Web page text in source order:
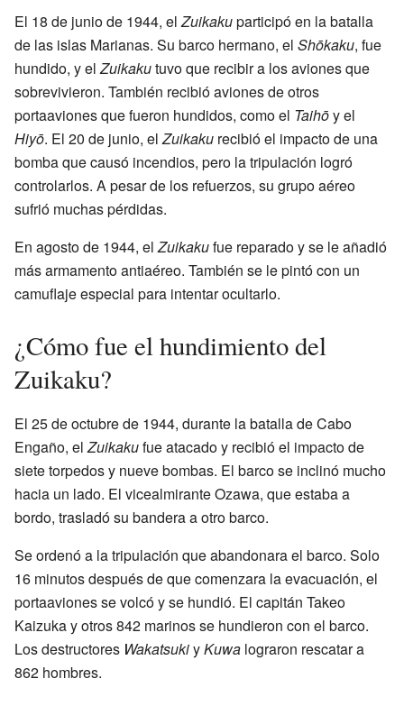
El 18 de junio de 1944, elZuikakuparticipó en la batalla
de las islas Marianas. Su barco hermano, el Shōkaku, fue
hundido, y elZuikakutuvo que recibir a los aviones que
sobrevivieron. También recibió aviones de otros
portaaviones que fueron hundidos, como el Taihōy el
Hiyō. El 20 de junio, elZuikaku recibió el impacto de una
bomba que causó incendios, pero la tripulación logró
controlarlos. A pesar de los refuerzos, su grupo aéreo
sufrió muchas pérdidas.
En agosto de 1944, elZuikakufue reparado y se le añadió
más armamento antiaéreo. También se le pintó con un
camuflaje especial para intentar ocultarlo.
¿Cómo fue el hundimiento del
Zuikaku?
El 25 de octubre de 1944, durante la batalla de Cabo
Engaño, elZuikakufue atacado y recibió el impacto de
siete torpedos y nueve bombas. El barco se inclinó mucho
hacia un lado. El vicealmirante Ozawa, que estaba a
bordo, trasladó su bandera a otro barco.
Se ordenó a la tripulación que abandonara el barco. Solo
16 minutos después de que comenzara la evacuación, el
portaaviones se volcó y se hundió. El capitán Takeo
Kaizuka y otros 842 marinos se hundieron con el barco.
Los destructores WakatsukiyKuwa lograron rescatar a
862 hombres.